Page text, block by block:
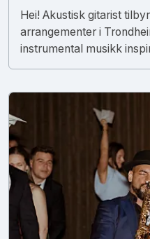
Hei! Akustisk gitarist
arrangementer i
instrumental musikk